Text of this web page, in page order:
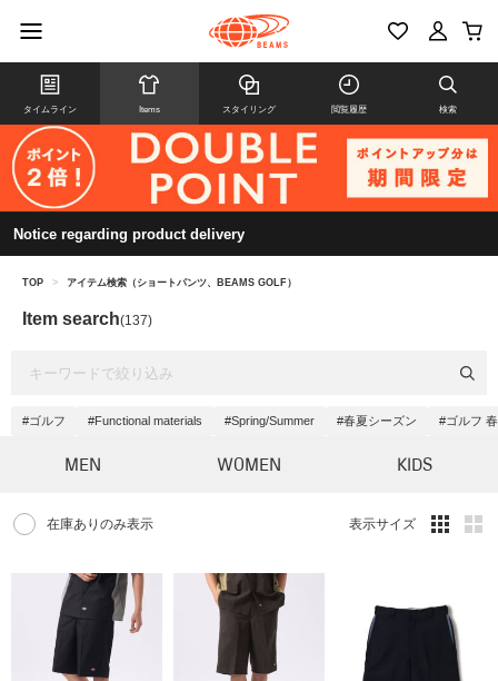
タイムライン Items スタイリング 閲覧履歴 検索
Notice regarding product delivery
TOP > アイテム検索（ショートパンツ、BEAMS GOLF）
Item search(137)
#ゴルフ #Functional materials #Spring/Summer #春夏シーズン #ゴルフ
MEN WOMEN KIDS
在庫ありのみ表示 表示サイズ